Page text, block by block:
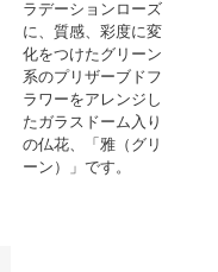
ラデーションローズ
に、質感、彩度に変
化をつけたグリーン
系のプリザーブドフ
ラワーをアレンジし
たガラスドーム入り
の仏花、「雅（グリ
ーン）」です。